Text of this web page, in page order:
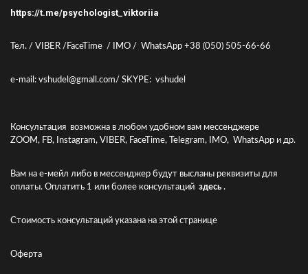
https://t.me/psychologist_viktoriia
Тел. / VIBER /FaceTime / IMO / WhatsApp +38 (050) 505-66-66
e-mail: vshudel@gmall.com/ SKYPE: vshudel
Консультация возможна в любом удобном вам мессенджере
ZOOM, FB, Instagram, VIBER, FaceTime, Telegram, IMO, WhatsApp и др.
Вам на е-мейл либо в мессенджер будут высланы реквизиты для
оплаты. Оплатить 1 или более консультаций здесь .
Стоимость консультаций указана на этой странице
Оферта